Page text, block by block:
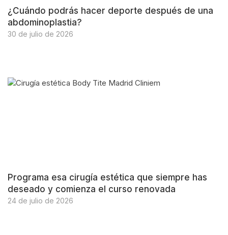
¿Cuándo podrás hacer deporte después de una
abdominoplastia?
30 de julio de 2026
Programa esa cirugía estética que siempre has
deseado y comienza el curso renovada
24 de julio de 2026